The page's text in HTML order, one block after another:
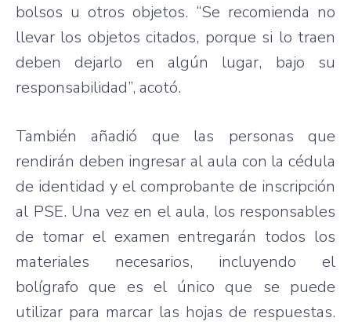
bolsos u otros objetos. “Se recomienda no
llevar los objetos citados, porque si lo traen
deben dejarlo en algún lugar, bajo su
responsabilidad”, acotó.
También añadió que las personas que
rendirán deben ingresar al aula con la cédula
de identidad y el comprobante de inscripción
al PSE. Una vez en el aula, los responsables
de tomar el examen entregarán todos los
materiales necesarios, incluyendo el
bolígrafo que es el único que se puede
utilizar para marcar las hojas de respuestas.